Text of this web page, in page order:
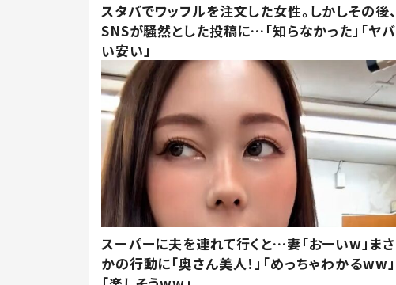
スタバでワッフルを注文した女性。しかしその後、
SNSが騒然とした投稿に…「知らなかった」「ヤバ
い安い」
スーパーに夫を連れて行くと…妻「おーいw」まさ
かの行動に「奥さん美人！」「めっちゃわかるww」